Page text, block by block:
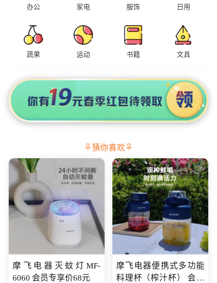
办公 家电 服饰 日用
蔬果 运动 书籍 文具
猜你喜欢
摩飞电器灭蚊灯MF-
6060 会员专享价68元
摩飞电器便携式多功能
料理杯（榨汁杯） 会员